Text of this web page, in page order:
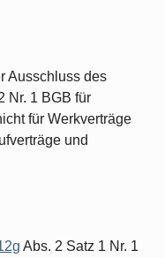
Ausschluss des
Nr. 1 BGB für
für Werkverträge
und
Abs. 2 Satz 1 Nr. 1